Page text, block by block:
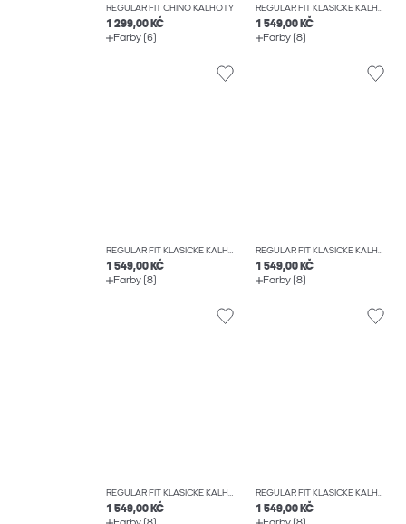
REGULAR FIT CHINO KALHOTY
1 299,00 KČ
Farby (6)
REGULAR FIT KLASICKÉ KALHOTY
1 549,00 KČ
Farby (8)
REGULAR FIT KLASICKÉ KALHOTY
1 549,00 KČ
Farby (8)
REGULAR FIT KLASICKÉ KALHOTY
1 549,00 KČ
Farby (8)
REGULAR FIT KLASICKÉ KALHOTY
1 549,00 KČ
REGULAR FIT KLASICKÉ KALHOTY
1 549,00 KČ